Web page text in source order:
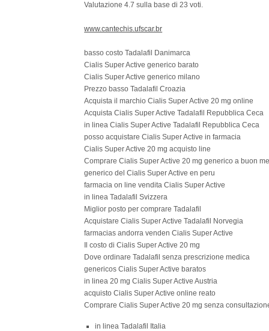
Valutazione4.7 sulla base di23 voti.
www.cantechis.ufscar.br
basso costo Tadalafil Danimarca
Cialis Super Active generico barato
Cialis Super Active generico milano
Prezzo basso Tadalafil Croazia
Acquista il marchio Cialis Super Active 20 mg online
Acquista Cialis Super Active Tadalafil Repubblica Ceca
in linea Cialis Super Active Tadalafil Repubblica Ceca
posso acquistare Cialis Super Active in farmacia
Cialis Super Active 20 mg acquisto line
Comprare Cialis Super Active 20 mg generico a buon
generico del Cialis Super Active en peru
farmacia on line vendita Cialis Super Active
in linea Tadalafil Svizzera
Miglior posto per comprare Tadalafil
Acquistare Cialis Super Active Tadalafil Norvegia
farmacias andorra venden Cialis Super Active
Il costo di Cialis Super Active 20 mg
Dove ordinare Tadalafil senza prescrizione medica
genericos Cialis Super Active baratos
in linea 20 mg Cialis Super Active Austria
acquisto Cialis Super Active online reato
Comprare Cialis Super Active 20 mg senza
in linea Tadalafil Italia